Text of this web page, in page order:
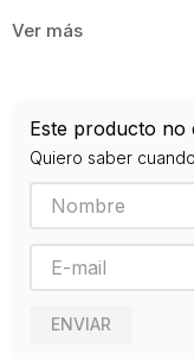
Editorial
UCENTRAL
Año de
2020
Este producto no
Quiero saber
ENVIAR